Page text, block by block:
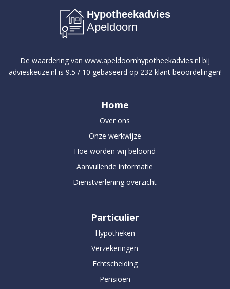
Hypotheekadvies
Apeldoorn
De waardering van www.apeldoornhypotheekadvies.nl bij
advieskeuze.nl is 9.5 / 10 gebaseerd op 232klant beoordelingen!
Home
Over ons
Onze werkwijze
Hoe worden wij beloond
Aanvullende informatie
Dienstverlening overzicht
Particulier
Hypotheken
Verzekeringen
Echtscheiding
Pensioen